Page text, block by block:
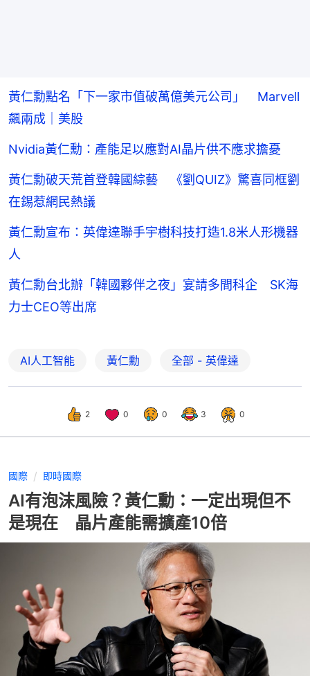
黃仁勳點名「下一家市值破萬億美元公司」 Marvell
飆兩成｜美股
Nvidia黃仁勳：產能足以應對AI晶片供不應求擔憂
黃仁勳破天荒首登韓國綜藝 《劉QUIZ》驚喜同框劉
在錫惹網民熱議
黃仁勳宣布：英偉達聯手宇樹科技打造1.8米人形機器
人
黃仁勳台北辦「韓國夥伴之夜」宴請多間科企 SK海
力士CEO等出席
AI人工智能 黃仁勳 全部 - 英偉達
2 0 0 3 0
國際 即時國際
AI有泡沫風險？黃仁勳：一定出現但不
是現在 晶片產能需擴產10倍